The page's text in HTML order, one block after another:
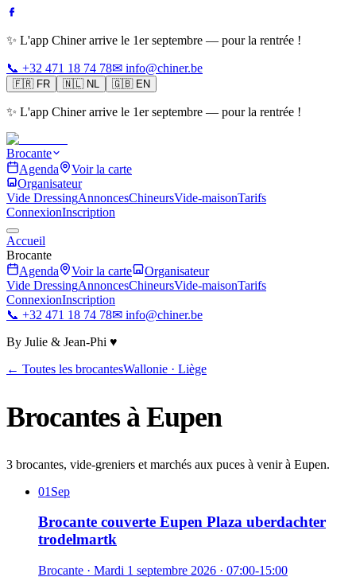
✨ L'app Chiner arrive le 1er septembre — pour la rentrée !
📞 +32 471 18 74 78✉ info@chiner.be
🇫🇷 FR 🇳🇱 NL 🇬🇧 EN
✨ L'app Chiner arrive le 1er septembre — pour la rentrée !
Brocante
Agenda
Voir la carte
Organisateur
Vide DressingAnnoncesChineursVide-maisonTarifs
ConnexionInscription
Accueil
Brocante
Agenda
Voir la carte
Organisateur
Vide DressingAnnoncesChineursVide-maisonTarifs
ConnexionInscription
📞 +32 471 18 74 78✉ info@chiner.be
By Julie & Jean-Phi ♥
← Toutes les brocantesWallonie · Liège
Brocantes àEupen
3 brocantes, vide-greniers et marchés aux puces à venir à Eupen.
01 Sep
Brocante couverte Eupen Plaza uberdachter
trodelmartk
Brocante · Mardi 1 septembre 2026 · 07:00-15:00